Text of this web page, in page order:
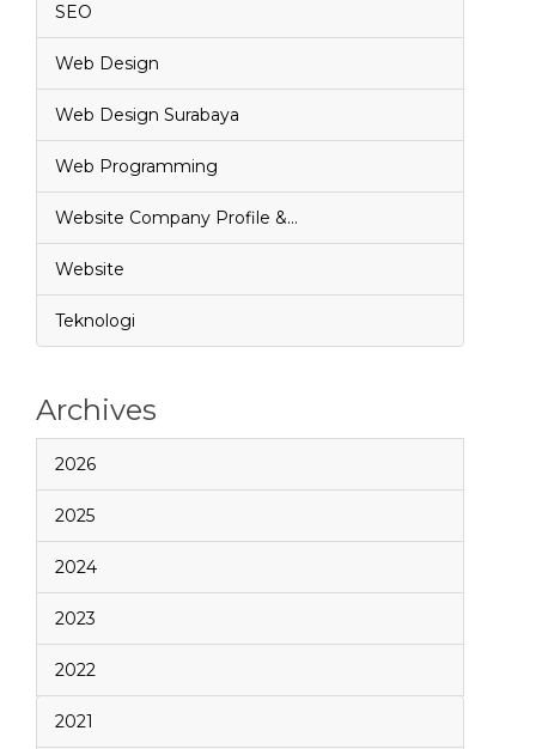
SEO
Web Design
Web Design Surabaya
Web Programming
Website Company Profile &…
Website
Teknologi
Archives
2026
2025
2024
2023
2022
2021